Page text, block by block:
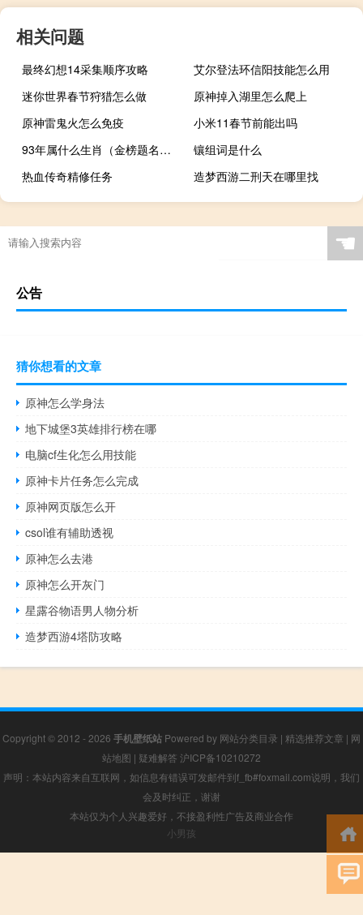
相关问题
最终幻想14采集顺序攻略
艾尔登法环信阳技能怎么用
迷你世界春节狩猎怎么做
原神掉入湖里怎么爬上
原神雷鬼火怎么免疫
小米11春节前能出吗
93年属什么生肖（金榜题名居第一打一生肖）
镶组词是什么
热血传奇精修任务
造梦西游二刑天在哪里找
☚
公告
猜你想看的文章
原神怎么学身法
地下城堡3英雄排行榜在哪
电脑cf生化怎么用技能
原神卡片任务怎么完成
原神网页版怎么开
csol谁有辅助透视
原神怎么去港
原神怎么开灰门
星露谷物语男人物分析
造梦西游4塔防攻略
Copyright © 2012 - 2026 手机壁纸站 Powered by 网站分类目录 | 精选推荐文章 | 网
站地图 | 疑难解答 沪ICP备10210272
声明：本站内容来自互联网，如信息有错误可发邮件到f_fb#foxmail.com说明，我们
会及时纠正，谢谢
本站仅为个人兴趣爱好，不接盈利性广告及商业合作
小男孩